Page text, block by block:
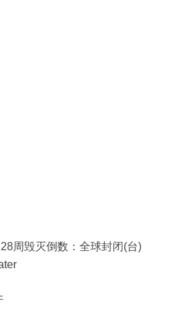
毁灭倒数：全球封闭(台)